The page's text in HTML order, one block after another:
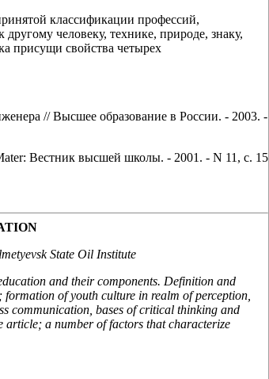
классификации профессий,
человеку, технике, природе, знаку,
присущи свойства четырех
// Высшее образование в России. - 2003. -
Вестник высшей школы. - 2001. - N 11, с. 15
State Oil Institute
and their components. Definition and
of youth culture in realm of perception,
communication, bases of critical thinking and
article; a number of factors that characterize